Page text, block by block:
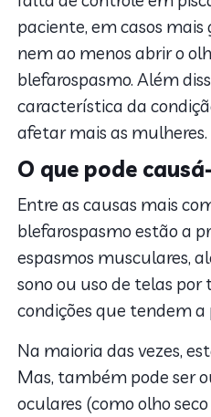
paciente, em casos mais
nem ao menos abrir o
blefarospasmo. Além
característica da
afetar mais as mulheres.
O que pode
Entre as causas mais
blefarospasmo estão a
espasmos musculares,
sono ou uso de telas por
condições que tendem a
Na maioria das vezes,
Mas, também pode ser
oculares (como olho